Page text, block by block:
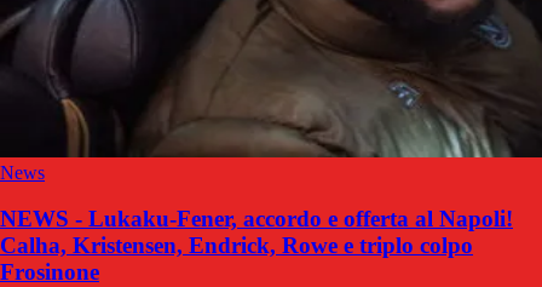
News
NEWS - Lukaku-Fener, accordo e offerta al Napoli!
Calha, Kristensen, Endrick, Rowe e triplo colpo
Frosinone